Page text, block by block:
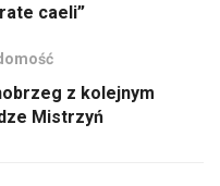
caeli”
z kolejnym
Mistrzyń